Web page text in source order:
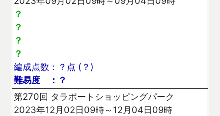
？
？
？
？
編成点数：？点 (？)
難易度 ：？
第270回 タラポートショッピングパーク
2023年12月02日09時～12月04日09時